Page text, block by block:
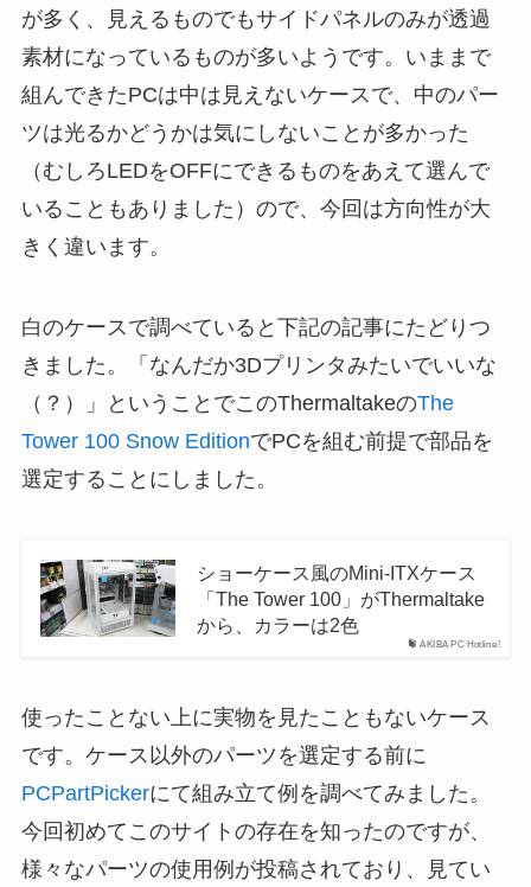
が多く、見えるものでもサイドパネルのみが透過
素材になっているものが多いようです。いままで
組んできたPCは中は見えないケースで、中のパー
ツは光るかどうかは気にしないことが多かった
（むしろLEDをOFFにできるものをあえて選んで
いることもありました）ので、今回は方向性が大
きく違います。
白のケースで調べていると下記の記事にたどりつ
きました。「なんだか3Dプリンタみたいでいいな
（？）」ということでこのThermaltakeのThe
Tower 100 Snow EditionでPCを組む前提で部品を
選定することにしました。
AKIBA PC Hotline!
ショーケース風のMini-ITXケース
「The Tower 100」がThermaltake
から、カラーは2色
使ったことない上に実物を見たこともないケース
です。ケース以外のパーツを選定する前に
PCPartPickerにて組み立て例を調べてみました。
今回初めてこのサイトの存在を知ったのですが、
様々なパーツの使用例が投稿されており、見てい